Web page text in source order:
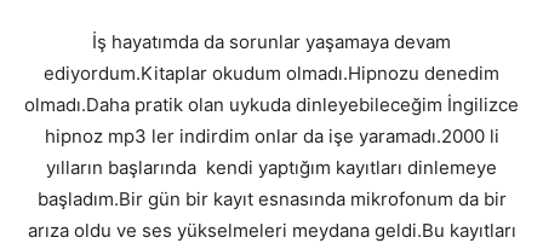
İş hayatımda da sorunlar yaşamaya devam
ediyordum.Kitaplar okudum olmadı.Hipnozu denedim
olmadı.Daha pratik olan uykuda dinleyebileceğim İngilizce
hipnoz mp3 ler indirdim onlar da işe yaramadı.2000 li
yılların başlarında kendi yaptığım kayıtları dinlemeye
başladım.Bir gün bir kayıt esnasında mikrofonum da bir
arıza oldu ve ses yükselmeleri meydana geldi.Bu kayıtları